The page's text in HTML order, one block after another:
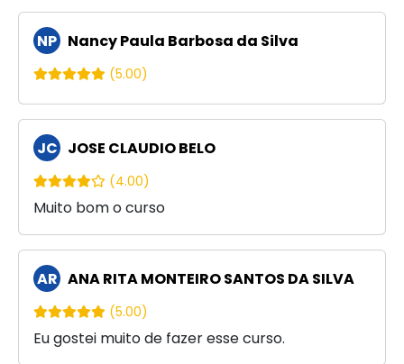
NP Nancy Paula Barbosa da Silva
(5.00)
JC JOSE CLAUDIO BELO
(4.00)
Muito bom o curso
AR ANA RITA MONTEIRO SANTOS DA SILVA
(5.00)
Eu gostei muito de fazer esse curso.